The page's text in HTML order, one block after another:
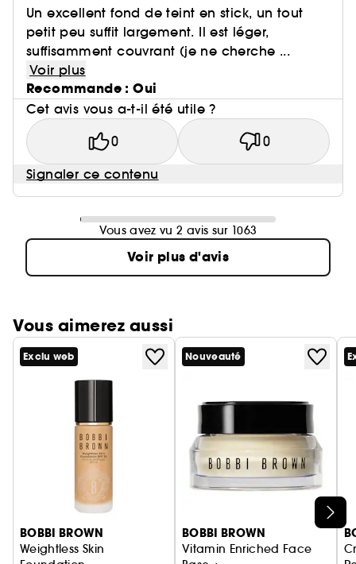
Un excellent fond de teint en stick, un tout
petit peu suffit largement. Il est léger,
suffisamment couvrant (je ne cherche ...
Voir plus
Recommande : Oui
Cet avis vous a-t-il été utile ?
0 0
Signaler ce contenu
Vous avez vu 2 avis sur 1063
Voir plus d'avis
Vous aimerez aussi
Ignorer le carrousel produits
Exclu web
BOBBI BROWN
Weightless Skin
Nouveauté
BOBBI BROWN
Vitamin Enriched Face